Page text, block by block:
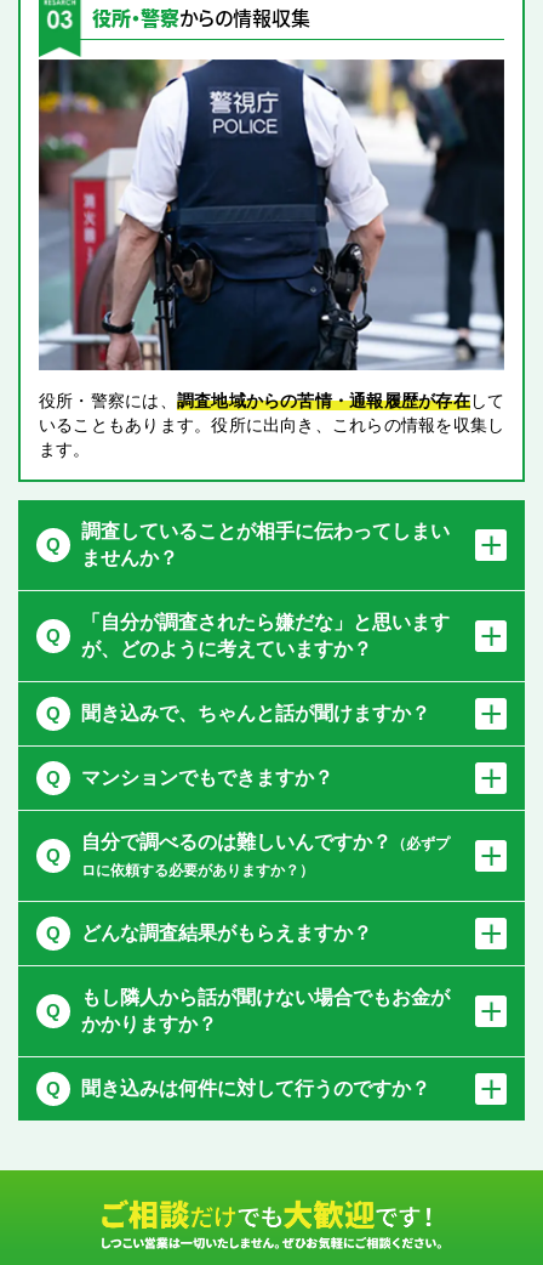
役所・警察からの情報収集
役所・警察には、 調査地域からの苦情・通報履歴が存在して
いることもあります。役所に出向き、これらの情報を収集し
ます。
調査していることが相手に伝わってしまい
ませんか？
「自分が調査されたら嫌だな」と思います
が、
どのように考えていますか？
聞き込みで、ちゃんと話が聞けますか？
マンションでもできますか？
自分で調べるのは難しいんですか？
（必ずプ
ロに依頼する必要がありますか？）
どんな調査結果がもらえますか？
もし隣人から話が聞けない場合でもお金が
かかりますか？
聞き込みは何件に対して行うのですか？